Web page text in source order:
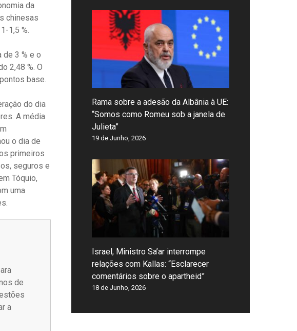
da
chinesas
1,5 %.
de 3 % e o
2,48 %. O
base.
do dia
A média
o dia de
primeiros
seguros e
Tóquio,
uma
de
a
Rama sobre a adesão da Albânia à UE:
“Somos como Romeu sob a janela de
Julieta”
19 de Junho, 2026
Israel, Ministro Sa’ar interrompe
relações com Kallas: “Esclarecer
comentários sobre o apartheid”
18 de Junho, 2026